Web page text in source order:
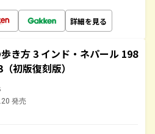
詳細を見る
き方 3 インド・ネパール 198
初版復刻版）
発売